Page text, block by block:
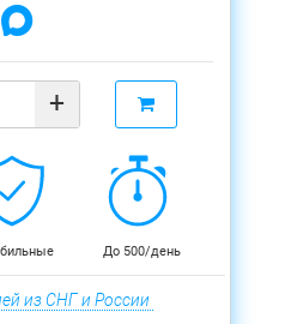
+
До 500/день
из СНГ и России